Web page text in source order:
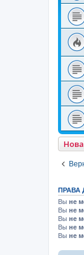
ПРАВА
Вы не
Вы не
Вы не
Вы не
Вы не